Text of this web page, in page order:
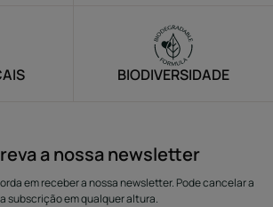
BIODIVERSIDADE
a nossa newsletter
em receber a nossa newsletter. Pode cancelar a
subscrição em qualquer altura.